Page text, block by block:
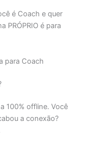
é Coach e quer
PRÓPRIO é para
para Coach
100% offline. Você
a conexão?